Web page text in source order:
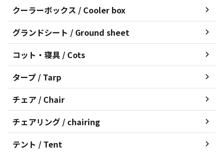
クーラーボックス / Cooler box
グランドシート / Ground sheet
コット・寝具 / Cots
タープ / Tarp
チェア / Chair
チェアリング / chairing
テント / Tent